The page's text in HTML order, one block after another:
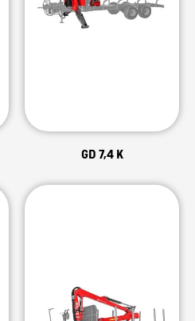
GD 7,4 K